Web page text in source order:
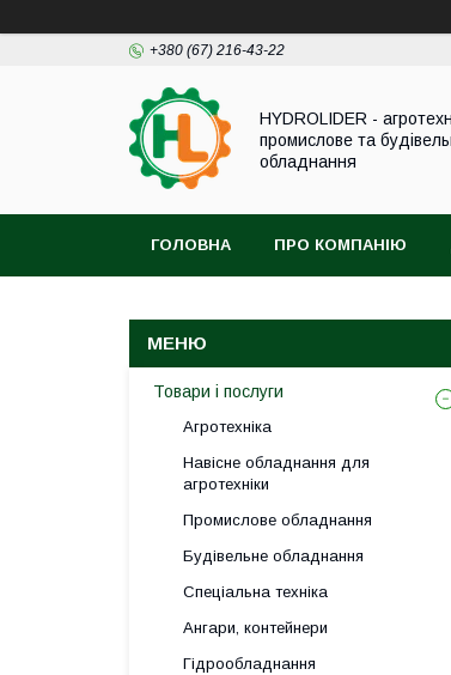
+380 (67) 216-43-22
HYDROLIDER -
промислове та
обладнання
ГОЛОВНА ПРО КОМПАНІЮ
Товари і послуги
Агротехніка
Навісне обладнання для
агротехніки
Промислове обладнання
Будівельне обладнання
Спеціальна техніка
Ангари, контейнери
Гідрообладнання